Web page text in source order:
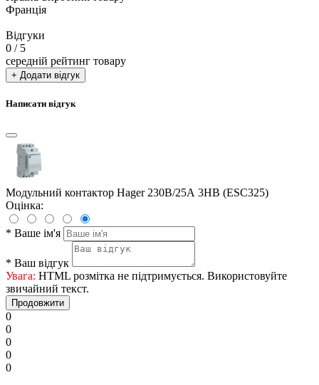
Франція
Відгуки
0 / 5
середній рейтинг товару
+ Додати відгук
Написати відгук
Модульний контактор Hager 230В/25А 3НВ (ESC325)
Оцінка:
* Ваше ім'я
* Ваш відгук
Увага: HTML розмітка не підтримується. Використовуйте
звичайний текст.
Продовжити
0
0
0
0
0